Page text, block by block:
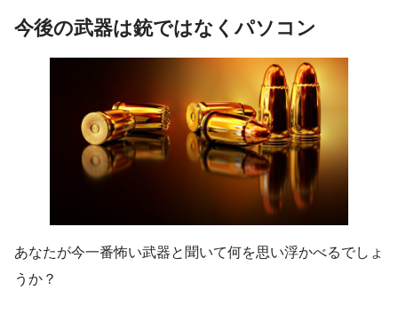
今後の武器は銃ではなくパソコン
あなたが今一番怖い武器と聞いて何を思い浮かべるでしょ
うか？